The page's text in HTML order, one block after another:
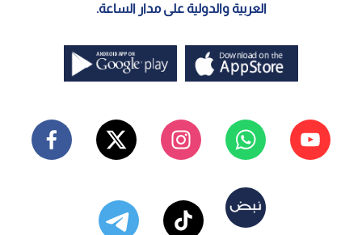
العربية والدولية على مدار الساعة.